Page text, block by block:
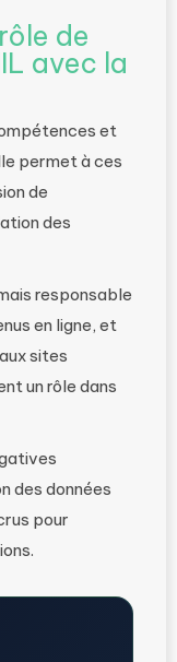
de
avec la
et
permet à ces
de
des
responsable
en ligne, et
aux sites
un rôle dans
des données
pour